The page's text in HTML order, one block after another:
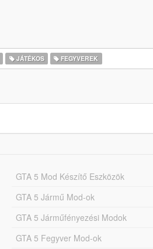
JÁTÉKOS FEGYVEREK
GTA 5 Mod Készítő Eszközök
GTA 5 Jármű Mod-ok
GTA 5 Járműfényezési Modok
GTA 5 Fegyver Mod-ok